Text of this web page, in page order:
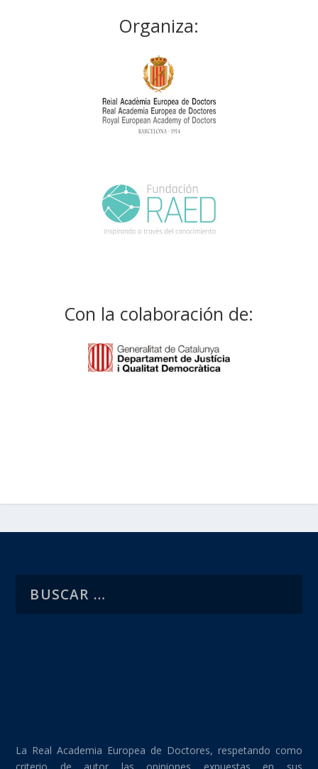
Organiza:
Con la colaboración de:
La Real Academia Europea de Doctores, respetando como